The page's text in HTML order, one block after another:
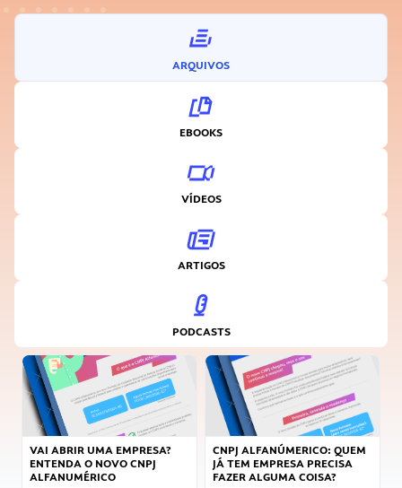
ARQUIVOS
EBOOKS
VÍDEOS
ARTIGOS
PODCASTS
VAI ABRIR UMA EMPRESA?
ENTENDA O NOVO CNPJ
ALFANUMÉRICO
CNPJ ALFANÚMERICO: QUEM
JÁ TEM EMPRESA PRECISA
FAZER ALGUMA COISA?